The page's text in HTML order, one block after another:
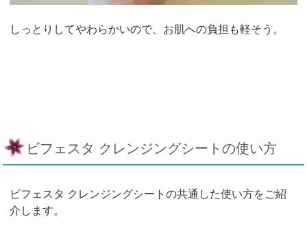
しっとりしてやわらかいので、お肌への負担も軽そう。
ビフェスタ クレンジングシートの使い方
ビフェスタ クレンジングシートの共通した使い方をご紹
介します。